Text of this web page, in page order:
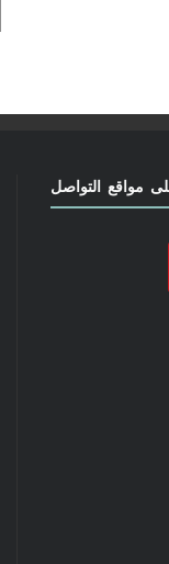
مواقع التواصل